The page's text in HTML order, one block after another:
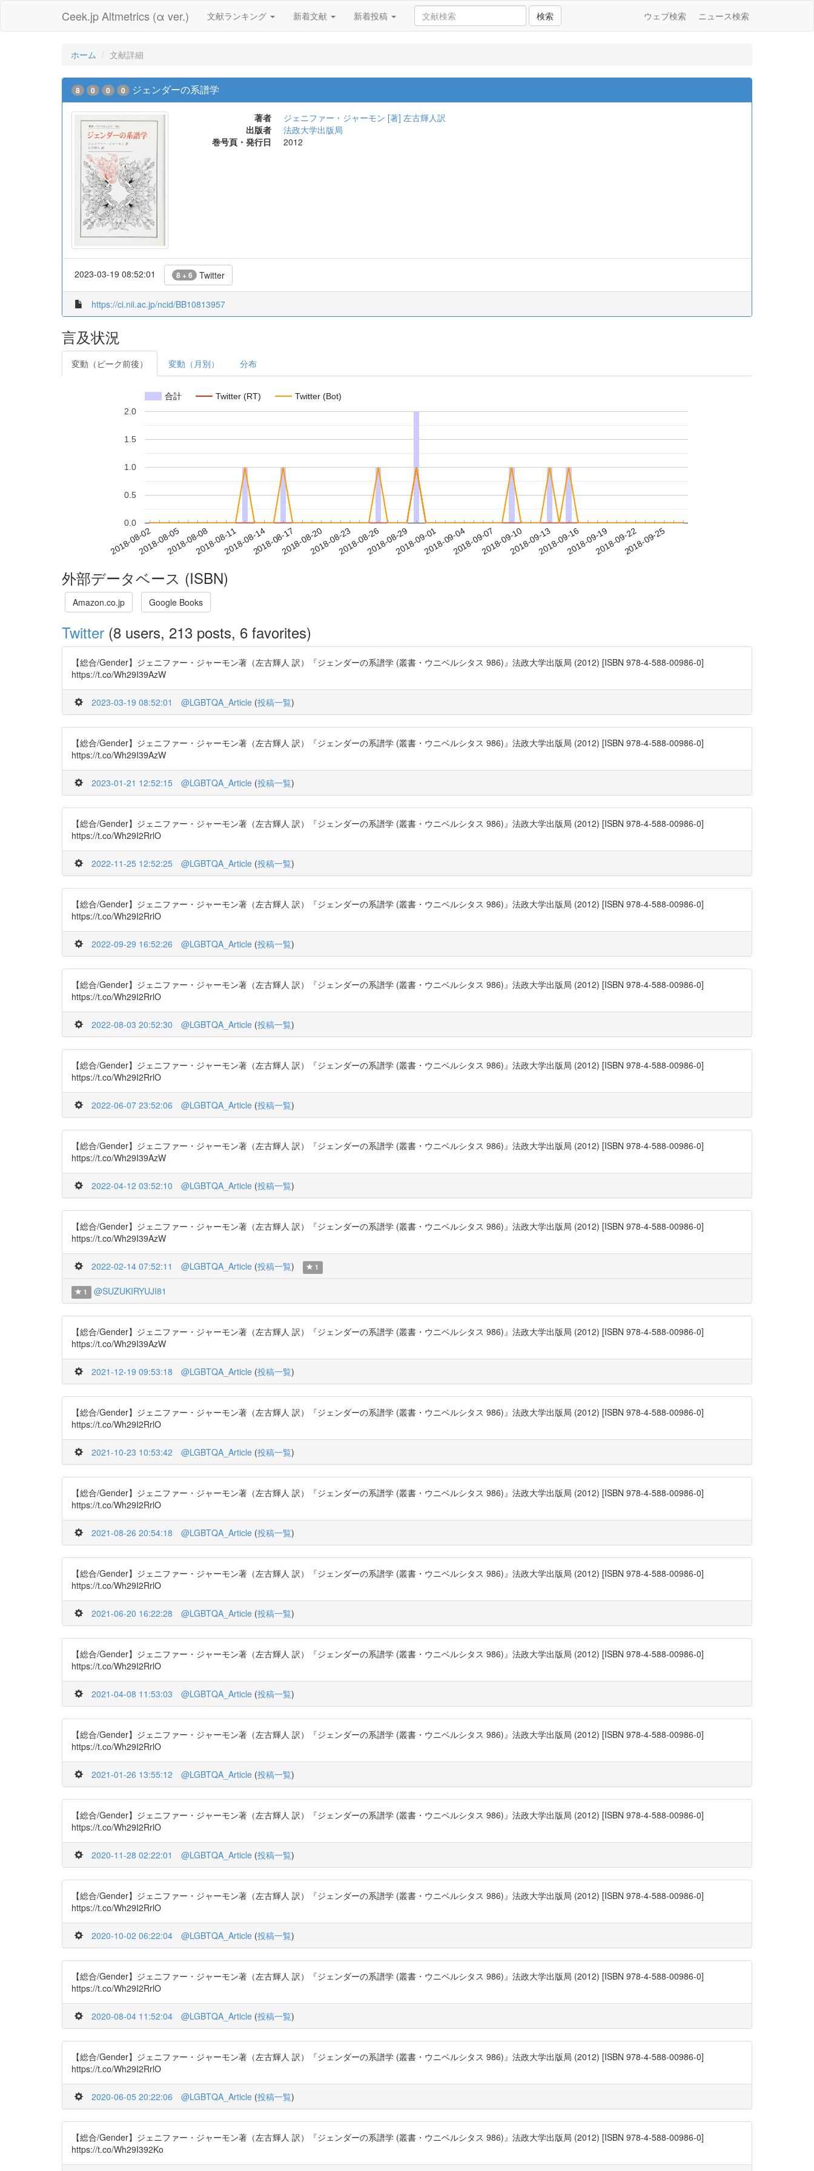
Ceek.jp Altmetrics (α ver.) 文献ランキング 新着文献 新着投稿 検索 ウェブ検索 ニュース検索
ホーム 文献詳細
8 0 0 0 ジェンダーの系譜学
著者 ジェニファー・ジャーモン [著] 左古輝人訳
出版者
法政大学出版局
巻号頁・発行日
2012
2023-03-19 08:52:01 8 + 6 Twitter
https://ci.nii.ac.jp/ncid/BB10813957
言及状況
変動（ピーク前後） 変動（月別） 分布
合計 Twitter (RT) Twitter (Bot)
2018-08-022018-08-052018-08-082018-08-112018-08-142018-08-172018-08-202018-08-232018-08-262018-08-292018-09-012018-09-042018-09-072018-09-102018-09-132018-09-162018-09-192018-09-222018-09-25
0.0
0.5
1.0
1.5
2.0
外部データベース (ISBN)
Amazon.co.jp Google Books
Twitter (8 users, 213 posts, 6 favorites)
【総合/Gender】ジェニファー・ジャーモン著（左古輝人 訳）『ジェンダーの系譜学 (叢書・ウニベルシタス 986)』法政大学出版局 (2012) [ISBN 978-4-588-00986-0]
https://t.co/Wh29I39AzW
2023-03-19 08:52:01 @LGBTQA_Article (投稿一覧)
【総合/Gender】ジェニファー・ジャーモン著（左古輝人 訳）『ジェンダーの系譜学 (叢書・ウニベルシタス 986)』法政大学出版局 (2012) [ISBN 978-4-588-00986-0]
https://t.co/Wh29I39AzW
2023-01-21 12:52:15 @LGBTQA_Article (投稿一覧)
【総合/Gender】ジェニファー・ジャーモン著（左古輝人 訳）『ジェンダーの系譜学 (叢書・ウニベルシタス 986)』法政大学出版局 (2012) [ISBN 978-4-588-00986-0]
https://t.co/Wh29I2RrlO
2022-11-25 12:52:25 @LGBTQA_Article (投稿一覧)
【総合/Gender】ジェニファー・ジャーモン著（左古輝人 訳）『ジェンダーの系譜学 (叢書・ウニベルシタス 986)』法政大学出版局 (2012) [ISBN 978-4-588-00986-0]
https://t.co/Wh29I2RrlO
2022-09-29 16:52:26 @LGBTQA_Article (投稿一覧)
【総合/Gender】ジェニファー・ジャーモン著（左古輝人 訳）『ジェンダーの系譜学 (叢書・ウニベルシタス 986)』法政大学出版局 (2012) [ISBN 978-4-588-00986-0]
https://t.co/Wh29I2RrlO
2022-08-03 20:52:30 @LGBTQA_Article (投稿一覧)
【総合/Gender】ジェニファー・ジャーモン著（左古輝人 訳）『ジェンダーの系譜学 (叢書・ウニベルシタス 986)』法政大学出版局 (2012) [ISBN 978-4-588-00986-0]
https://t.co/Wh29I2RrlO
2022-06-07 23:52:06 @LGBTQA_Article (投稿一覧)
【総合/Gender】ジェニファー・ジャーモン著（左古輝人 訳）『ジェンダーの系譜学 (叢書・ウニベルシタス 986)』法政大学出版局 (2012) [ISBN 978-4-588-00986-0]
https://t.co/Wh29I39AzW
2022-04-12 03:52:10 @LGBTQA_Article (投稿一覧)
【総合/Gender】ジェニファー・ジャーモン著（左古輝人 訳）『ジェンダーの系譜学 (叢書・ウニベルシタス 986)』法政大学出版局 (2012) [ISBN 978-4-588-00986-0]
https://t.co/Wh29I39AzW
2022-02-14 07:52:11 @LGBTQA_Article (投稿一覧) 1
1 @SUZUKIRYUJI81
【総合/Gender】ジェニファー・ジャーモン著（左古輝人 訳）『ジェンダーの系譜学 (叢書・ウニベルシタス 986)』法政大学出版局 (2012) [ISBN 978-4-588-00986-0]
https://t.co/Wh29I39AzW
2021-12-19 09:53:18 @LGBTQA_Article (投稿一覧)
【総合/Gender】ジェニファー・ジャーモン著（左古輝人 訳）『ジェンダーの系譜学 (叢書・ウニベルシタス 986)』法政大学出版局 (2012) [ISBN 978-4-588-00986-0]
https://t.co/Wh29I2RrlO
2021-10-23 10:53:42 @LGBTQA_Article (投稿一覧)
【総合/Gender】ジェニファー・ジャーモン著（左古輝人 訳）『ジェンダーの系譜学 (叢書・ウニベルシタス 986)』法政大学出版局 (2012) [ISBN 978-4-588-00986-0]
https://t.co/Wh29I2RrlO
2021-08-26 20:54:18 @LGBTQA_Article (投稿一覧)
【総合/Gender】ジェニファー・ジャーモン著（左古輝人 訳）『ジェンダーの系譜学 (叢書・ウニベルシタス 986)』法政大学出版局 (2012) [ISBN 978-4-588-00986-0]
https://t.co/Wh29I2RrlO
2021-06-20 16:22:28 @LGBTQA_Article (投稿一覧)
【総合/Gender】ジェニファー・ジャーモン著（左古輝人 訳）『ジェンダーの系譜学 (叢書・ウニベルシタス 986)』法政大学出版局 (2012) [ISBN 978-4-588-00986-0]
https://t.co/Wh29I2RrlO
2021-04-08 11:53:03 @LGBTQA_Article (投稿一覧)
【総合/Gender】ジェニファー・ジャーモン著（左古輝人 訳）『ジェンダーの系譜学 (叢書・ウニベルシタス 986)』法政大学出版局 (2012) [ISBN 978-4-588-00986-0]
https://t.co/Wh29I2RrlO
2021-01-26 13:55:12 @LGBTQA_Article (投稿一覧)
【総合/Gender】ジェニファー・ジャーモン著（左古輝人 訳）『ジェンダーの系譜学 (叢書・ウニベルシタス 986)』法政大学出版局 (2012) [ISBN 978-4-588-00986-0]
https://t.co/Wh29I2RrlO
2020-11-28 02:22:01 @LGBTQA_Article (投稿一覧)
【総合/Gender】ジェニファー・ジャーモン著（左古輝人 訳）『ジェンダーの系譜学 (叢書・ウニベルシタス 986)』法政大学出版局 (2012) [ISBN 978-4-588-00986-0]
https://t.co/Wh29I2RrlO
2020-10-02 06:22:04 @LGBTQA_Article (投稿一覧)
【総合/Gender】ジェニファー・ジャーモン著（左古輝人 訳）『ジェンダーの系譜学 (叢書・ウニベルシタス 986)』法政大学出版局 (2012) [ISBN 978-4-588-00986-0]
https://t.co/Wh29I2RrlO
2020-08-04 11:52:04 @LGBTQA_Article (投稿一覧)
【総合/Gender】ジェニファー・ジャーモン著（左古輝人 訳）『ジェンダーの系譜学 (叢書・ウニベルシタス 986)』法政大学出版局 (2012) [ISBN 978-4-588-00986-0]
https://t.co/Wh29I2RrlO
2020-06-05 20:22:06 @LGBTQA_Article (投稿一覧)
【総合/Gender】ジェニファー・ジャーモン著（左古輝人 訳）『ジェンダーの系譜学 (叢書・ウニベルシタス 986)』法政大学出版局 (2012) [ISBN 978-4-588-00986-0]
https://t.co/Wh29I392Ko